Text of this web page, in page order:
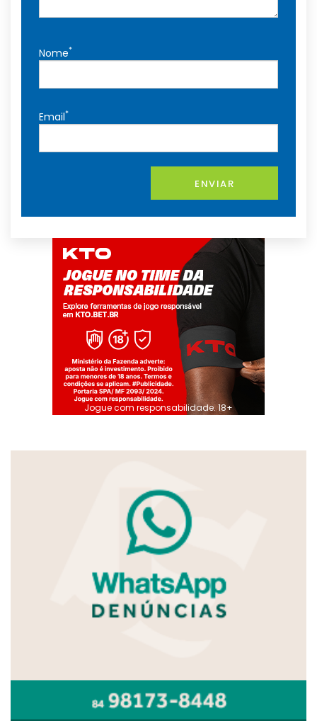
Nome*
Email*
ENVIAR
Jogue com responsabilidade. 18+